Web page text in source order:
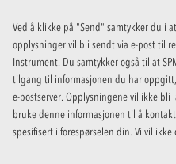
Ved å klikke på "Send" samtykker du i
opplysninger vil bli sendt via e-post til
Instrument. Du samtykker også til at
tilgang til informasjonen du har
e-postserver. Opplysningene vil ikke
bruke denne informasjonen til å
spesifisert i forespørselen din. Vi vil